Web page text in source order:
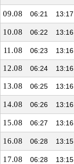
09.08 06:21 13:17
10.08 06:22 13:16
11.08 06:23 13:16
12.08 06:24 13:16
13.08 06:25 13:16
14.08 06:26 13:16
15.08 06:27 13:16
16.08 06:28 13:15
17.08 06:28 13:15